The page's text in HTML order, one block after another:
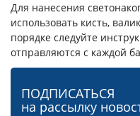
Для нанесения
использовать кисть,
порядке следуйте
отправляются с каждой
ПОДПИСАТЬСЯ
на рассылку